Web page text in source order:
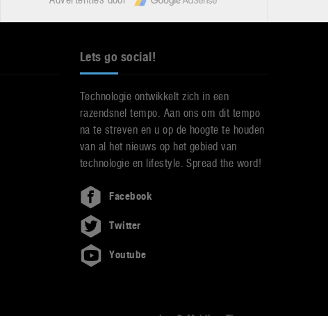
Lets go social!
Technologie ontwikkelt zich in een
razendsnel tempo. Aan ons om dit tempo
na te streven en u op de hoogte te houden
van al het nieuws op het gebied van
technologie en lifestyle. Spread the word!
Facebook
Twitter
Youtube